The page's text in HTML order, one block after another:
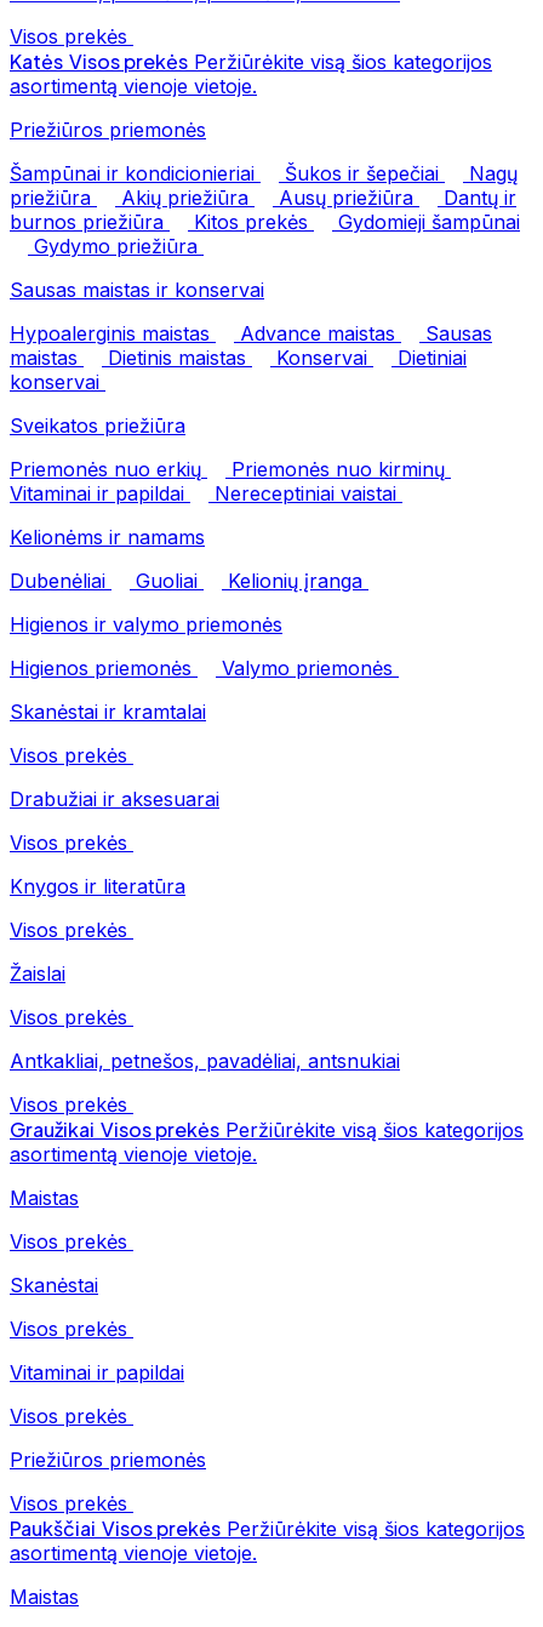
Visos prekės
Katės Visos prekės Peržiūrėkite visą šios kategorijos
asortimentą vienoje vietoje.
Priežiūros priemonės
Šampūnai ir kondicionieriai
Šukos ir šepečiai
Nagų
priežiūra
Akių priežiūra Ausų priežiūra
Dantų ir
burnos priežiūra
Kitos prekės
Gydomieji šampūnai
Gydymo priežiūra
Sausas maistas ir konservai
Hypoalerginis maistas
Advance maistas
Sausas
maistas
Dietinis maistas Konservai
Dietiniai
konservai
Sveikatos priežiūra
Priemonės nuo erkių
Priemonės nuo kirminų
Vitaminai ir papildai
Nereceptiniai vaistai
Kelionėms ir namams
Dubenėliai
Guoliai
Kelionių įranga
Higienos ir valymo priemonės
Higienos priemonės
Valymo priemonės
Skanėstai ir kramtalai
Visos prekės
Drabužiai ir aksesuarai
Visos prekės
Knygos ir literatūra
Visos prekės
Žaislai
Visos prekės
Antkakliai, petnešos, pavadėliai, antsnukiai
Visos prekės
Graužikai Visos prekės Peržiūrėkite visą šios kategorijos
asortimentą vienoje vietoje.
Maistas
Visos prekės
Skanėstai
Visos prekės
Vitaminai ir papildai
Visos prekės
Priežiūros priemonės
Visos prekės
Paukščiai Visos prekės Peržiūrėkite visą šios kategorijos
asortimentą vienoje vietoje.
Maistas